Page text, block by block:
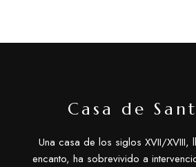
Casa de
Una casa de los siglos XVII/XVIII,
encanto, ha sobrevivido a